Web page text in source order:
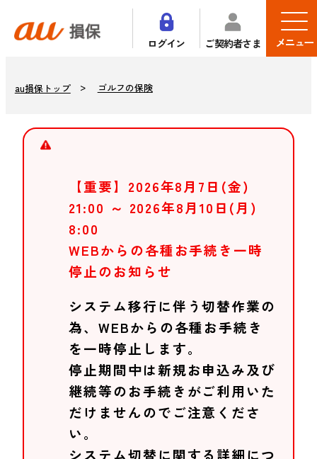
ログイン ご契約者さま メニュー
au損保トップ ゴルフの保険
【重要】2026年8月7日(金)
21:00 ～ 2026年8月10日(月)
8:00
WEBからの各種お手続き一時
停止のお知らせ
システム移行に伴う切替作業の
為、WEBからの各種お手続き
を一時停止します。
停止期間中は新規お申込み及び
継続等のお手続きがご利用いた
だけませんのでご注意くださ
い。
システム切替に関する詳細につ